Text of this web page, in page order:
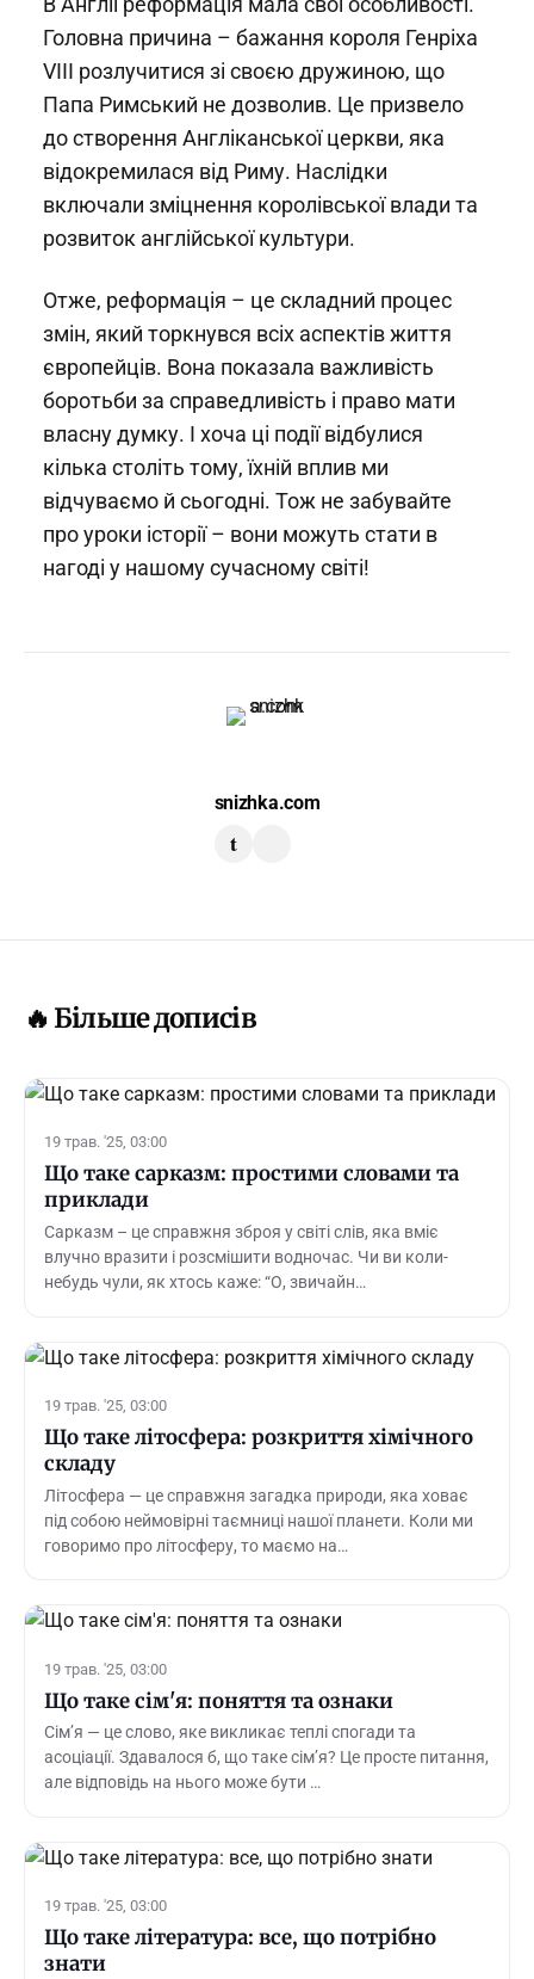
Головна причина – бажання короля Генріха
VIII розлучитися зі своєю дружиною, що
Папа Римський не дозволив. Це призвело
до створення Англіканської церкви, яка
відокремилася від Риму. Наслідки
включали зміцнення королівської влади та
розвиток англійської культури.
Отже, реформація – це складний процес
змін, який торкнувся всіх аспектів життя
європейців. Вона показала важливість
боротьби за справедливість і право мати
власну думку. І хоча ці події відбулися
кілька століть тому, їхній вплив ми
відчуваємо й сьогодні. Тож не забувайте
про уроки історії – вони можуть стати в
нагоді у нашому сучасному світі!
snizhka.com
t
🔥 Більше дописів
19 трав. '25, 03:00
Що таке сарказм: простими словами та
приклади
Сарказм – це справжня зброя у світі слів, яка вміє
влучно вразити і розсмішити водночас. Чи ви коли-
небудь чули, як хтось каже: “О, звичайн…
19 трав. '25, 03:00
Що таке літосфера: розкриття хімічного
складу
Літосфера — це справжня загадка природи, яка ховає
під собою неймовірні таємниці нашої планети. Коли ми
говоримо про літосферу, то маємо на…
19 трав. '25, 03:00
Що таке сім'я: поняття та ознаки
Сім’я — це слово, яке викликає теплі спогади та
асоціації. Здавалося б, що таке сім’я? Це просте питання,
але відповідь на нього може бути …
19 трав. '25, 03:00
Що таке література: все, що потрібно
знати